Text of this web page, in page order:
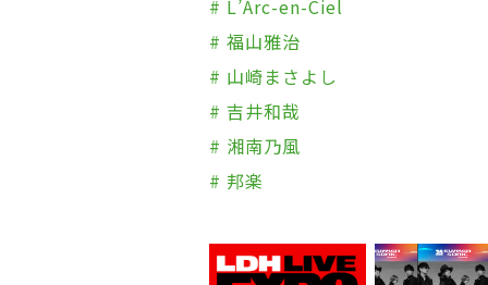
# L’Arc-en-Ciel
# 福山雅治
# 山崎まさよし
# 吉井和哉
# 湘南乃風
# 邦楽